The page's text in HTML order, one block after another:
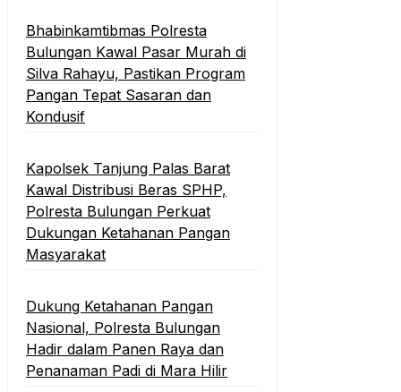
Bhabinkamtibmas Polresta
Bulungan Kawal Pasar Murah di
Silva Rahayu, Pastikan Program
Pangan Tepat Sasaran dan
Kondusif
Kapolsek Tanjung Palas Barat
Kawal Distribusi Beras SPHP,
Polresta Bulungan Perkuat
Dukungan Ketahanan Pangan
Masyarakat
Dukung Ketahanan Pangan
Nasional, Polresta Bulungan
Hadir dalam Panen Raya dan
Penanaman Padi di Mara Hilir